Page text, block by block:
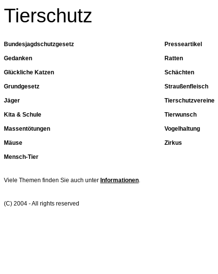
Tierschutz
Bundesjagdschutzgesetz
Gedanken
Glückliche Katzen
Grundgesetz
Jäger
Kita & Schule
Massentötungen
Mäuse
Mensch-Tier
Presseartikel
Ratten
Schächten
Straußenfleisch
Tierschutzvereine
Tierwunsch
Vogelhaltung
Zirkus
Viele Themen finden Sie auch unter Informationen.
(C) 2004 - All rights reserved